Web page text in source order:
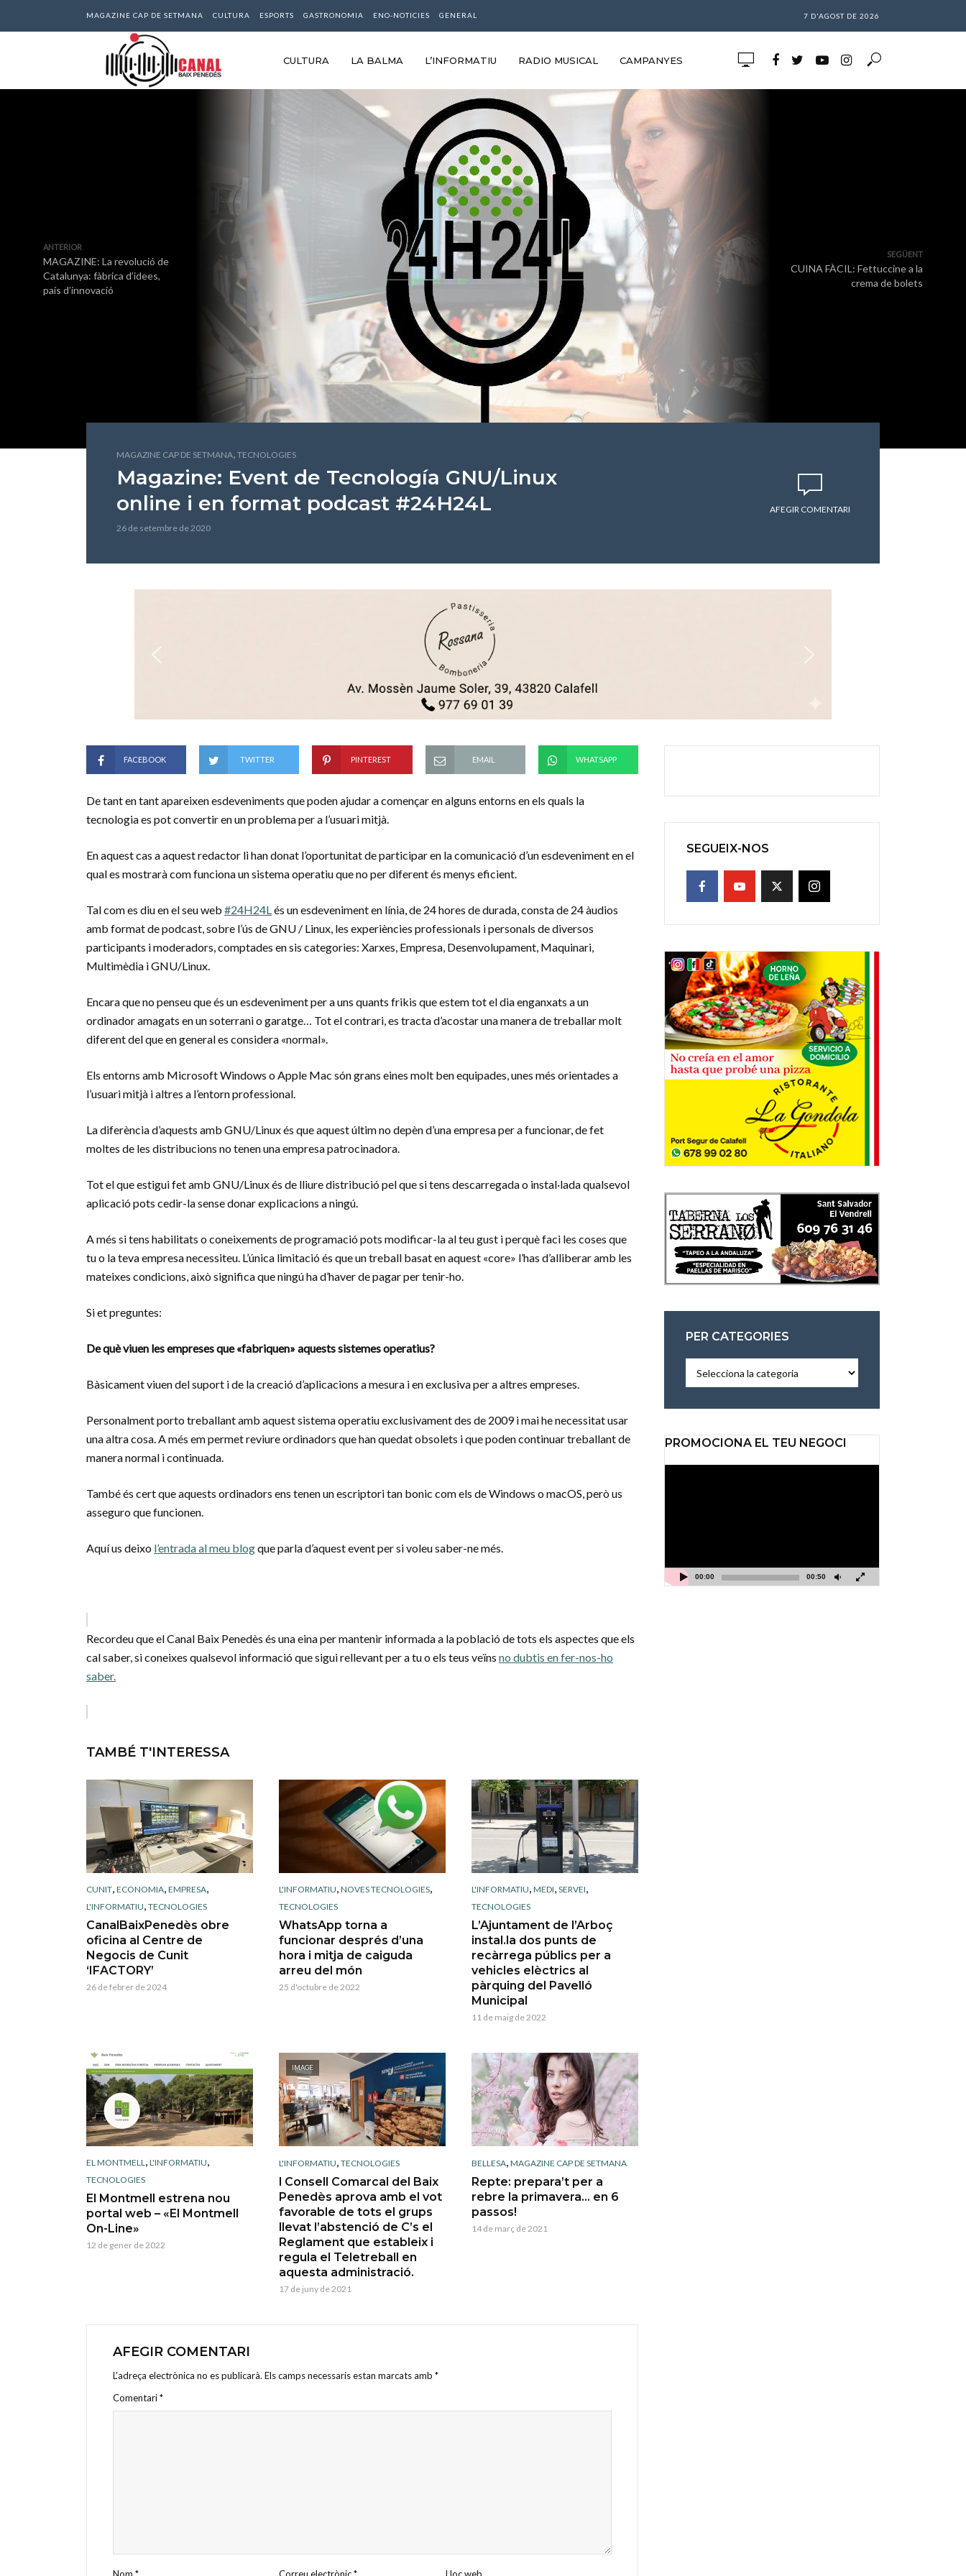
MAGAZINE CAP DE SETMANA CULTURA ESPORTS GASTRONOMIA ENO-NOTICIES GENERAL 7 D'AGOST DE 2026
CULTURA LA BALMA L’INFORMATIU RADIO MUSICAL CAMPANYES
ANTERIOR
MAGAZINE: La revolució de
Catalunya: fàbrica d’idees,
país d’innovació
SEGÜENT
CUINA FÀCIL: Fettuccine a la
crema de bolets
MAGAZINE CAP DE SETMANA, TECNOLOGIES
Magazine: Event de Tecnología GNU/Linux
online i en format podcast #24H24L
26 de setembre de 2020
AFEGIR COMENTARI
FACEBOOK TWITTER PINTEREST EMAIL WHATSAPP
De tant en tant apareixen esdeveniments que poden ajudar a començar en alguns entorns en els quals la
tecnologia es pot convertir en un problema per a l’usuari mitjà.
En aquest cas a aquest redactor li han donat l’oportunitat de participar en la comunicació d’un esdeveniment en el
qual es mostrarà com funciona un sistema operatiu que no per diferent és menys eficient.
Tal com es diu en el seu web #24H24Lés un esdeveniment en línia, de 24 hores de durada, consta de 24 àudios
amb format de podcast, sobre l’ús de GNU / Linux, les experiències professionals i personals de diversos
participants i moderadors, comptades en sis categories: Xarxes, Empresa, Desenvolupament, Maquinari,
Multimèdia i GNU/Linux.
Encara que no penseu que és un esdeveniment per a uns quants frikis que estem tot el dia enganxats a un
ordinador amagats en un soterrani o garatge… Tot el contrari, es tracta d’acostar una manera de treballar molt
diferent del que en general es considera «normal».
Els entorns amb Microsoft Windows o Apple Mac són grans eines molt ben equipades, unes més orientades a
l’usuari mitjà i altres a l’entorn professional.
La diferència d’aquests amb GNU/Linux és que aquest últim no depèn d’una empresa per a funcionar, de fet
moltes de les distribucions no tenen una empresa patrocinadora.
Tot el que estigui fet amb GNU/Linux és de lliure distribució pel que si tens descarregada o instal·lada qualsevol
aplicació pots cedir-la sense donar explicacions a ningú.
A més si tens habilitats o coneixements de programació pots modificar-la al teu gust i perquè faci les coses que
tu o la teva empresa necessiteu. L’única limitació és que un treball basat en aquest «core» l’has d’alliberar amb les
mateixes condicions, això significa que ningú ha d’haver de pagar per tenir-ho.
Si et preguntes:
De què viuen les empreses que «fabriquen» aquests sistemes operatius?
Bàsicament viuen del suport i de la creació d’aplicacions a mesura i en exclusiva per a altres empreses.
Personalment porto treballant amb aquest sistema operatiu exclusivament des de 2009 i mai he necessitat usar
una altra cosa. A més em permet reviure ordinadors que han quedat obsolets i que poden continuar treballant de
manera normal i continuada.
També és cert que aquests ordinadors ens tenen un escriptori tan bonic com els de Windows o macOS, però us
asseguro que funcionen.
Aquí us deixo l’entrada al meu blogque parla d’aquest event per si voleu saber-ne més.
Recordeu que el Canal Baix Penedès és una eina per mantenir informada a la població de tots els aspectes que els
cal saber, si coneixes qualsevol informació que sigui rellevant per a tu o els teus veïns no dubtis en fer-nos-ho
saber.
TAMBÉ T'INTERESSA
CUNIT, ECONOMIA, EMPRESA,
L'INFORMATIU, TECNOLOGIES
CanalBaixPenedès obre
oficina al Centre de
Negocis de Cunit
‘IFACTORY’
26 de febrer de 2024
L'INFORMATIU, NOVES TECNOLOGIES,
TECNOLOGIES
WhatsApp torna a
funcionar després d’una
hora i mitja de caiguda
arreu del món
25 d'octubre de 2022
L'INFORMATIU, MEDI, SERVEI,
TECNOLOGIES
L’Ajuntament de l’Arboç
instal.la dos punts de
recàrrega públics per a
vehicles elèctrics al
pàrquing del Pavelló
Municipal
11 de maig de 2022
EL MONTMELL, L'INFORMATIU,
TECNOLOGIES
El Montmell estrena nou
portal web – «El Montmell
On-Line»
12 de gener de 2022
IMAGE
L'INFORMATIU, TECNOLOGIES
l Consell Comarcal del Baix
Penedès aprova amb el vot
favorable de tots el grups
llevat l’abstenció de C’s el
Reglament que estableix i
regula el Teletreball en
aquesta administració.
17 de juny de 2021
BELLESA, MAGAZINE CAP DE SETMANA
Repte: prepara’t per a
rebre la primavera… en 6
passos!
14 de març de 2021
AFEGIR COMENTARI
L'adreça electrònica no es publicarà. Els camps necessaris estan marcats amb *
Comentari*
SEGUEIX-NOS
PER CATEGORIES
categories
PROMOCIONA EL TEU NEGOCI
00:00 00:50